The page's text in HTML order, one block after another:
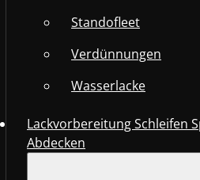
Standofleet
Verdünnungen
Wasserlacke
Lackvorbereitung Schleifen
Abdecken